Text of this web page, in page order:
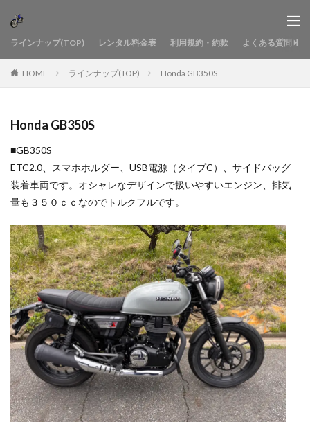
ラインナップ(TOP) レンタル料金表 利用規約・約款 よくある質問
HOME ラインナップ(TOP) Honda GB350S
Honda GB350S
■GB350S
ETC2.0、スマホホルダー、USB電源（タイプC）、サイドバッグ
装着車両です。オシャレなデザインで扱いやすいエンジン、排気
量も３５０ｃｃなのでトルクフルです。